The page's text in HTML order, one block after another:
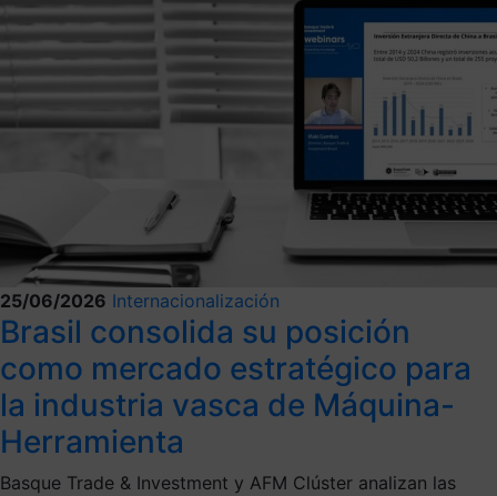
25/06/2026 Internacionalización
Brasil consolida su posición
como mercado estratégico para
la industria vasca de Máquina-
Herramienta
Basque Trade & Investment y AFM Clúster analizan las